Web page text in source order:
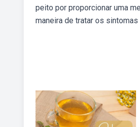
peito por proporcionar uma
maneira de tratar os